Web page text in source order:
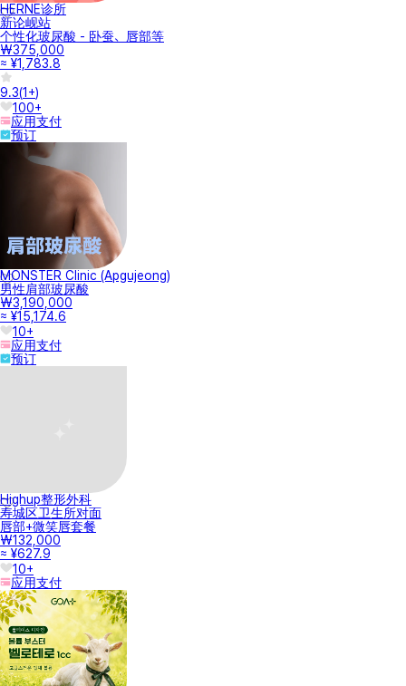
HERNE诊所
新论岘站
个性化玻尿酸 - 卧蚕、唇部等
₩375,000
≈ ¥1,783.8
9.3(1+)
100+
应用支付
预订
MONSTER Clinic (Apgujeong)
男性肩部玻尿酸
₩3,190,000
≈ ¥15,174.6
10+
应用支付
预订
Highup整形外科
寿城区卫生所对面
唇部+微笑唇套餐
₩132,000
≈ ¥627.9
10+
应用支付